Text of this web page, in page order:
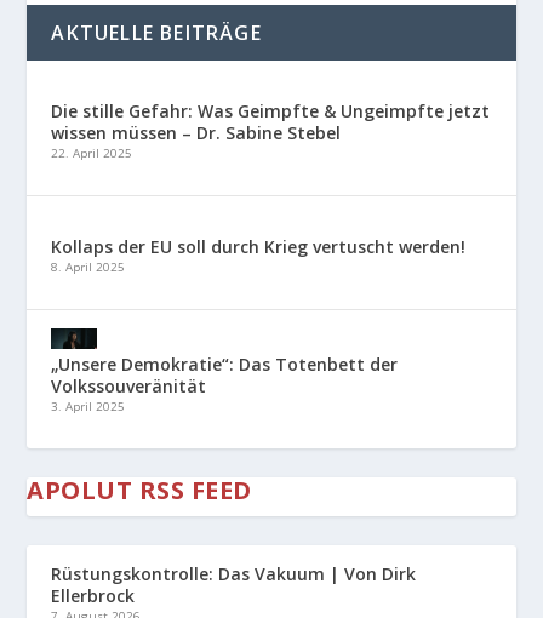
AKTUELLE BEITRÄGE
Die stille Gefahr: Was Geimpfte & Ungeimpfte jetzt
wissen müssen – Dr. Sabine Stebel
22. April 2025
Kollaps der EU soll durch Krieg vertuscht werden!
8. April 2025
„Unsere Demokratie“: Das Totenbett der
Volkssouveränität
3. April 2025
APOLUT RSS FEED
Rüstungskontrolle: Das Vakuum | Von Dirk
Ellerbrock